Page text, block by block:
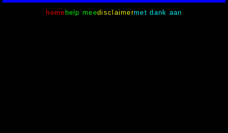
home help meedisclaimermet dank aan